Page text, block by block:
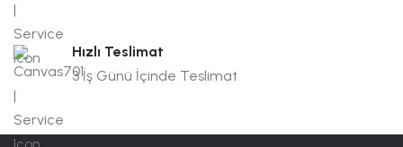
Hızlı Teslimat
3 İş Günü İçinde Teslimat